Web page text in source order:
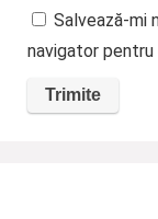
Salvează-mi
navigator